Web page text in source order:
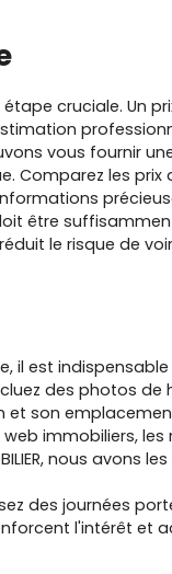
cruciale. Un
vous fournir
Comparez les
être
le risque de
il est
des photos
et son
immobiliers,
nous avons
des journées
l'intérêt et